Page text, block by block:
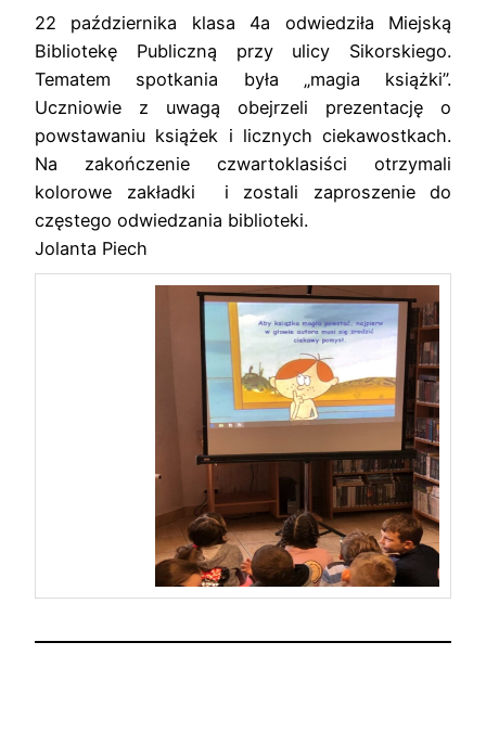
22 października klasa 4a odwiedziła Miejską
Bibliotekę Publiczną przy ulicy Sikorskiego.
Tematem spotkania była „magia książki”.
Uczniowie z uwagą obejrzeli prezentację o
powstawaniu książek i licznych ciekawostkach.
Na zakończenie czwartoklasiści otrzymali
kolorowe zakładki i zostali zaproszenie do
częstego odwiedzania biblioteki.
Jolanta Piech